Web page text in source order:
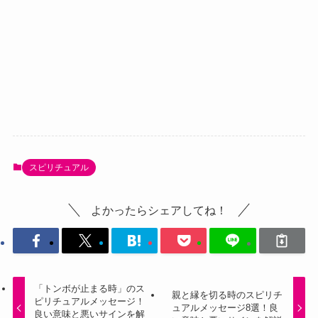
スピリチュアル
よかったらシェアしてね！
「トンボが止まる時」のス
ピリチュアルメッセージ！
良い意味と悪いサインを解
親と縁を切る時のスピリチ
ュアルメッセージ8選！良